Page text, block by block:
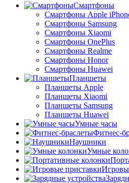
Смартфоны
Смартфоны Apple
Смартфоны Samsung
Смартфоны Xiaomi
Смартфоны OnePlus
Смартфоны Realme
Смартфоны Honor
Смартфоны Huawei
Планшеты
Планшеты Apple
Планшеты Xiaomi
Планшеты Samsung
Планшеты Huawei
Умные часы
Фитнес-
Наушники
Умные